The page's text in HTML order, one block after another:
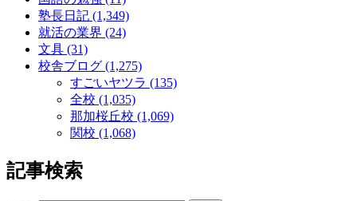
塾長日記 (1,349)
就活の業界 (24)
文具 (31)
校舎ブログ (1,275)
すごいヤツラ (135)
全校 (1,035)
那加桜丘校 (1,069)
関校 (1,068)
記事検索